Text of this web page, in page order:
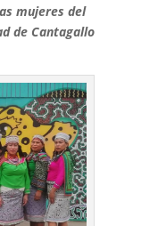
mujeres del
de Cantagallo